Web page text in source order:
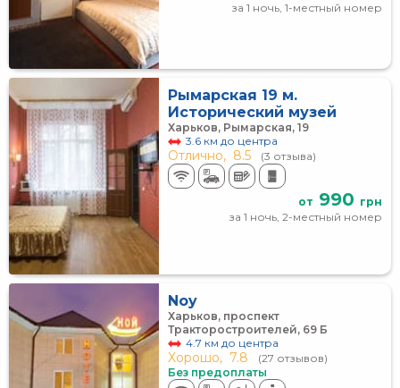
за 1 ночь, 1-местный номер
Рымарская 19 м.
Исторический музей
Харьков, Рымарская, 19
3.6 км до центра
Отлично, 8.5 (3 отзыва)
от 990 грн
за 1 ночь, 2-местный номер
Noy
Харьков, проспект
Тракторостроителей, 69 Б
4.7 км до центра
Хорошо, 7.8
(27 отзывов)
Без предоплаты